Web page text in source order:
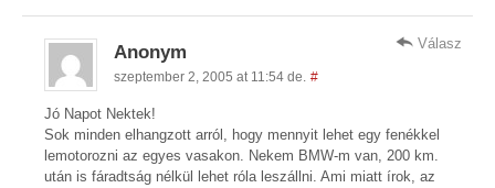
Anonym
szeptember 2, 2005 at 11:54 de. #
Jó Napot Nektek!
Sok minden elhangzott arról, hogy mennyit lehet egy fenékkel
lemotorozni az egyes vasakon. Nekem BMW-m van, 200 km.
után is fáradtság nélkül lehet róla leszállni. Ami miatt írok, az
Válasz